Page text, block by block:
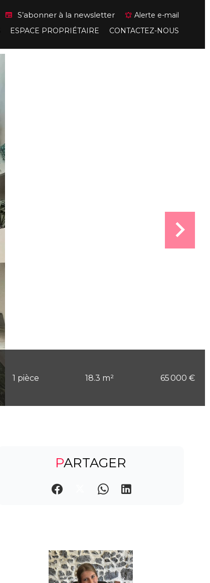
S’abonner à la newsletter
Alerte e-mail
ESPACE PROPRIÉTAIRE CONTACTEZ-NOUS
1 pièce 18.3 m² 65 000 €
PARTAGER